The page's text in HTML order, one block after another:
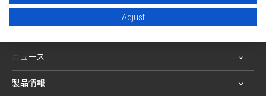
アナログ半導体専業メーカー エイブリック株式会社
ニュース
製品情報
Adjust